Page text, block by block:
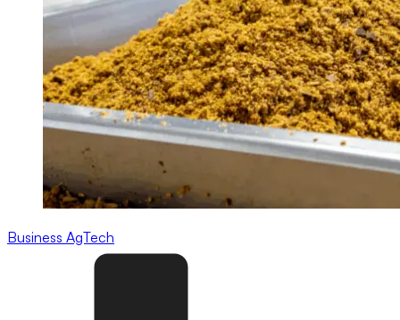
Business AgTech